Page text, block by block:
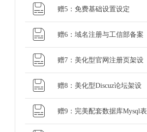
赠5：免费基础设置设定
赠6：域名注册与工信部备案
赠7：美化型官网注册页架设
赠8：美化型Discuz论坛架设
赠9：完美配套数据库Mysql表